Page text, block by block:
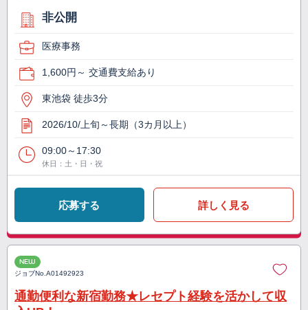
非公開
医療事務
1,600円～ 交通費支給あり
東池袋 徒歩3分
2026/10/上旬～長期（3カ月以上）
09:00～17:30
休日：土・日・祝
応募する 詳しく見る
NEW
ジョブNo.A01492923
通勤便利な新宿勤務★レセプト経験を活かして収